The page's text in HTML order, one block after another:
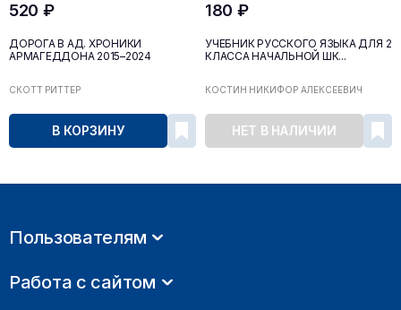
520 ₽
ДОРОГА В АД. ХРОНИКИ
АРМАГЕДДОНА 2015–2024
СКОТТ РИТТЕР
В КОРЗИНУ
180 ₽
УЧЕБНИК РУССКОГО ЯЗЫКА ДЛЯ 2
КЛАССА НАЧАЛЬНОЙ ШК...
КОСТИН НИКИФОР АЛЕКСЕЕВИЧ
НЕТ В НАЛИЧИИ
Пользователям
Работа с сайтом